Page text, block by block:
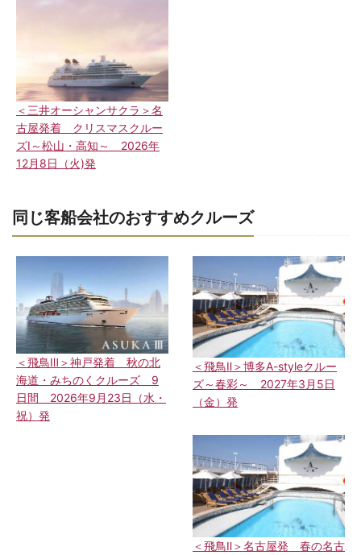
＜三井オーシャンサクラ＞名
古屋発着 クリスマスクルー
ズⅠ～松山・高知～ 2026年
12月8日（火)発
同じ客船会社のおすすめクルーズ
＜飛鳥Ⅲ＞神戸発着 秋の北
海道・みちのくクルーズ 9
日間 2026年9月23日（水・
祝）発
＜飛鳥Ⅱ＞博多A-styleクルー
ズ～春彩～ 2027年3月5日
（金）発
＜飛鳥Ⅱ＞名古屋発 春の名古